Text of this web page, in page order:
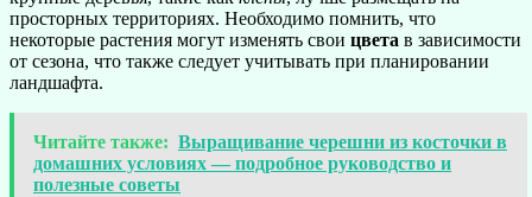
просторных территориях. Необходимо помнить, что
некоторые растения могут изменять свои цвета в зависимости
от сезона, что также следует учитывать при планировании
ландшафта.
Читайте также: Выращивание черешни из косточки в
домашних условиях — подробное руководство и
полезные советы